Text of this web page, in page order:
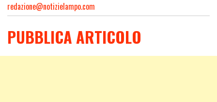
redazione@notizielampo.com
PUBBLICA ARTICOLO